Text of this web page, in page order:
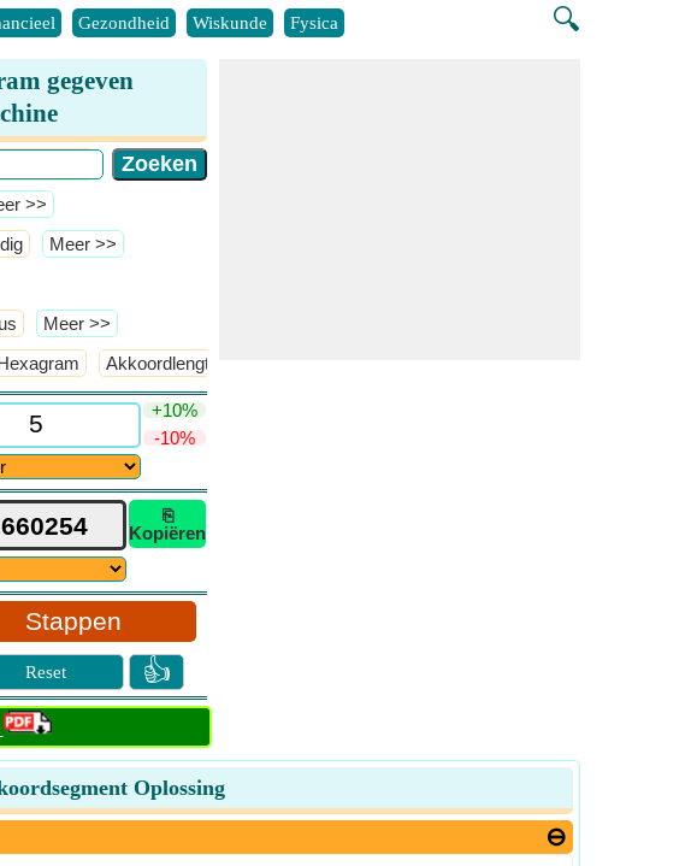
🔍
Gezondheid Wiskunde Fysica
gegeven
>>
​Meer >>
​Meer >>
Akkoordlengte van hexagram
+10%
-10%
⎘
Kopiëren
Stappen
Reset 👍
Oplossing